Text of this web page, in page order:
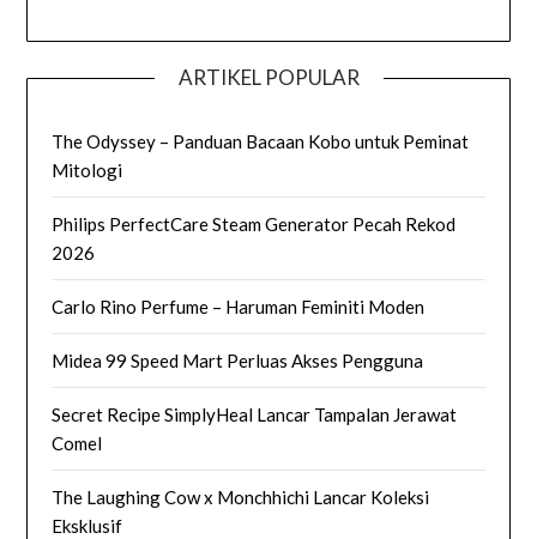
ARTIKEL POPULAR
The Odyssey – Panduan Bacaan Kobo untuk Peminat
Mitologi
Philips PerfectCare Steam Generator Pecah Rekod
2026
Carlo Rino Perfume – Haruman Feminiti Moden
Midea 99 Speed Mart Perluas Akses Pengguna
Secret Recipe SimplyHeal Lancar Tampalan Jerawat
Comel
The Laughing Cow x Monchhichi Lancar Koleksi
Eksklusif